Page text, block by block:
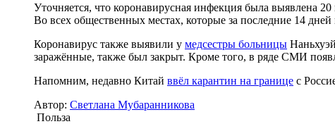
Уточняется, что коронавирусная инфекция была выявлена
Во всех общественных местах, которые за последние 14
Коронавирус также выявили у медсестры больницы
заражённые, также был закрыт. Кроме того, в ряде СМИ
Напомним, недавно Китай ввёл карантин на границе с
Автор: Светлана Мубаранникова
Польза